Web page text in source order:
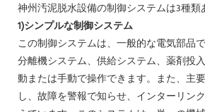
神州汚泥脱水設備の制御システムは3種類
1)シンプルな制御システム
この制御システムは、一般的な電気部品
分離機システム、供給システム、薬剤投
動または手動で操作できます。また、主
し、故障を警報で知らせ、インターリン